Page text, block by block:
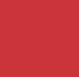
COM O
R8-B